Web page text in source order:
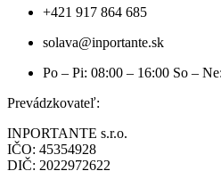
+421 917 864 685
solava@inportante.sk
Po – Pi: 08:00 – 16:00 So –
Prevádzkovateľ:
INPORTANTE s.r.o.
IČO: 45354928
DIČ: 2022972622